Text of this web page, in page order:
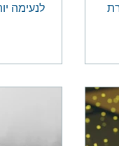
לנעימה
לכם והן